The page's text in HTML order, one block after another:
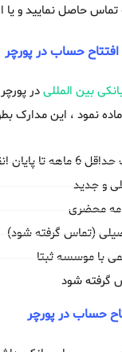
حاصل نمایید و یا
افتتاح حساب در پورچر
بین المللیدر
نمود ، این مدارک
پایان انقضا
و جدید
(تماس گرفته شود)
با موسسه ثبتا
گرفته شود
حساب در پورچر